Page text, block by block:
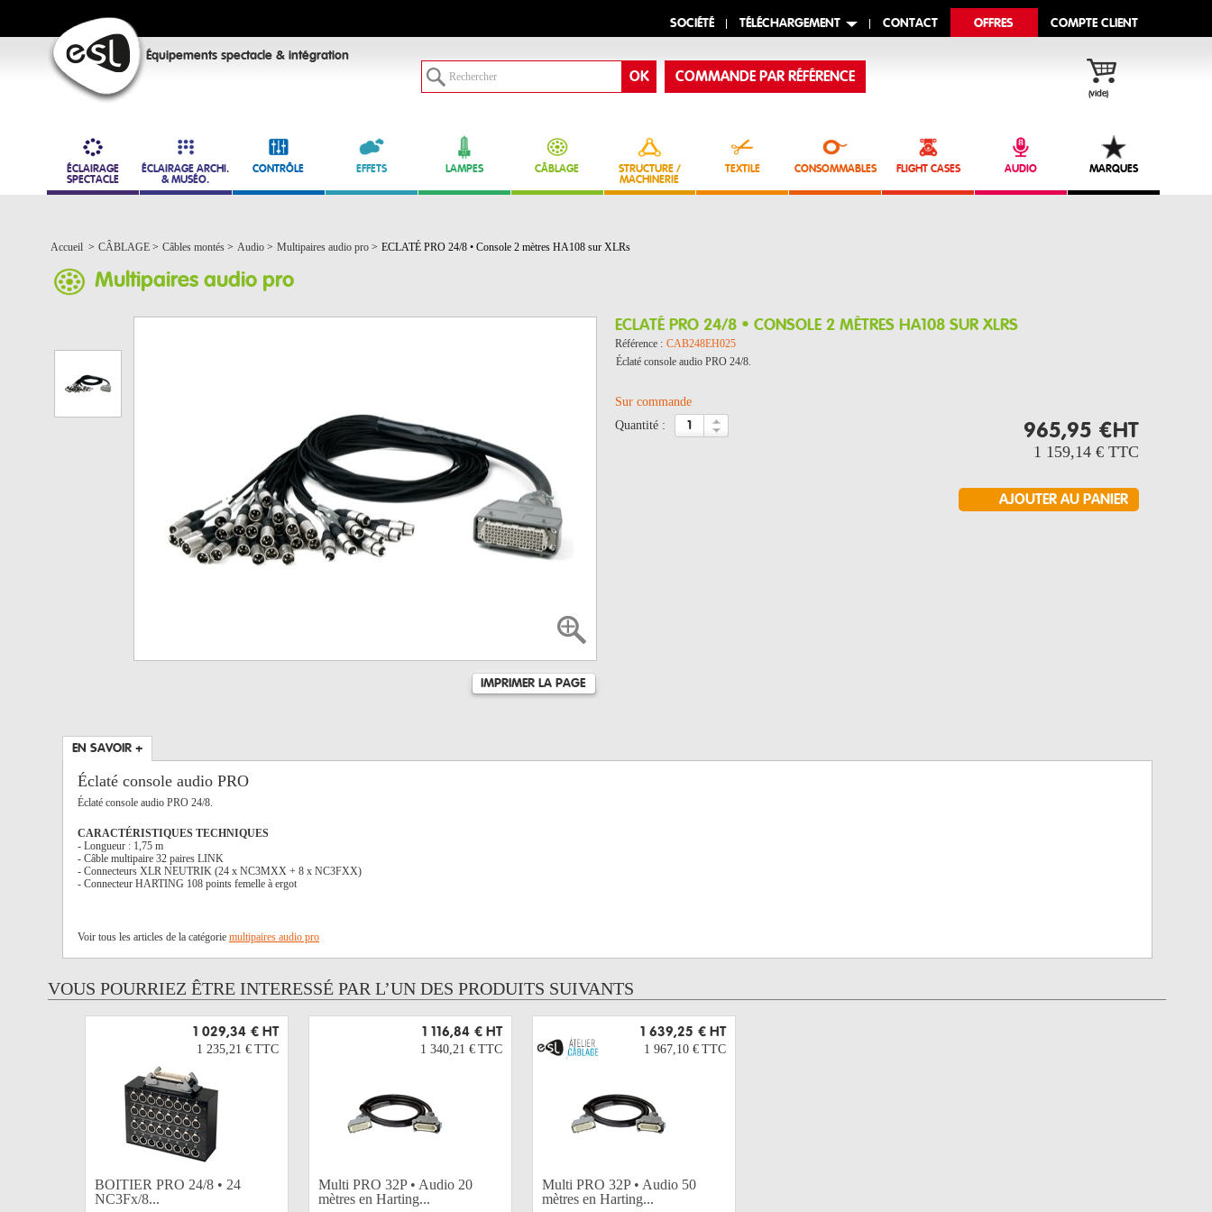
SOCIÉTÉ TÉLÉCHARGEMENT CONTACT OFFRES COMPTE CLIENT
Équipements spectacle & intégration
(vide)
COMMANDE PAR RÉFÉRENCE
ÉCLAIRAGE
SPECTACLE
ÉCLAIRAGE ARCHI.
& MUSÉO.
CONTRÔLE EFFETS LAMPES CÂBLAGE
STRUCTURE /
MACHINERIE
TEXTILE CONSOMMABLES FLIGHT CASES AUDIO MARQUES
Accueil > CÂBLAGE > Câbles montés > Audio > Multipaires audio pro > ECLATÉ PRO 24/8 • Console 2 mètres HA108 sur XLRs
Multipaires audio pro
IMPRIMER LA PAGE
ECLATÉ PRO 24/8 • CONSOLE 2 MÈTRES HA108 SUR XLRS
Référence : CAB248EH025
Éclaté console audio PRO 24/8.
Sur commande
quantité :
965,95 €HT
1 159,14 € TTC
EN SAVOIR +
Éclaté console audio PRO
Éclaté console audio PRO 24/8.
CARACTÉRISTIQUES TECHNIQUES
- Longueur : 1,75 m
- Câble multipaire 32 paires LINK
- Connecteurs XLR NEUTRIK (24 x NC3MXX + 8 x NC3FXX)
- Connecteur HARTING 108 points femelle à ergot
Voir tous les articles de la catégorie multipaires audio pro
VOUS POURRIEZ ÊTRE INTERESSÉ PAR L’UN DES PRODUITS SUIVANTS
1 029,34 € HT
1 235,21 € TTC
BOITIER PRO 24/8 • 24
NC3Fx/8...
1 116,84 € HT
1 340,21 € TTC
Multi PRO 32P • Audio 20
mètres en Harting...
1 639,25 € HT
1 967,10 € TTC
Multi PRO 32P • Audio 50
mètres en Harting...